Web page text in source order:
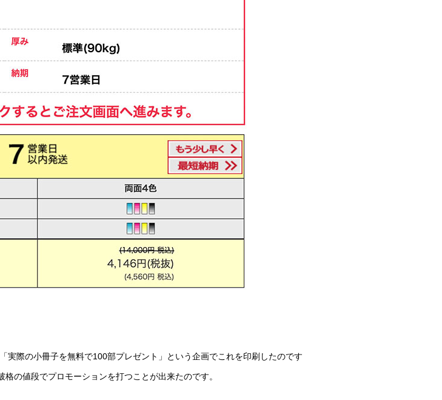
実際の小冊子を無料で100部プレゼント」という企画でこれを印刷したのです
の値段でプロモーションを打つことが出来たのです。